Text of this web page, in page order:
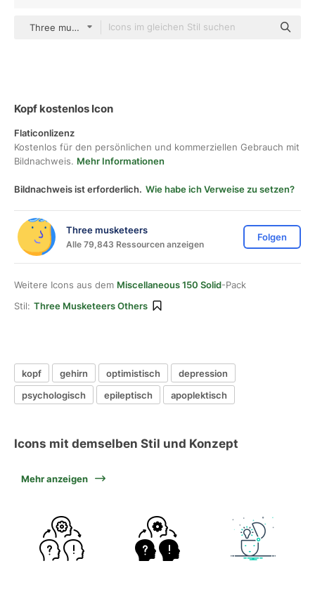
Three musketeers Others
Kopf kostenlos Icon
Flaticonlizenz
Kostenlos für den persönlichen und kommerziellen Gebrauch mit
Bildnachweis. Mehr Informationen
Bildnachweis ist erforderlich. Wie habe ich Verweise zu setzen?
Three musketeers
Alle 79,843 Ressourcen anzeigen
Folgen
Weitere Icons aus dem Miscellaneous 150 Solid-Pack
Stil: Three Musketeers Others
kopf gehirn optimistisch
depression
psychologisch
epileptisch apoplektisch
Icons mit demselben Stil und Konzept
Mehr anzeigen